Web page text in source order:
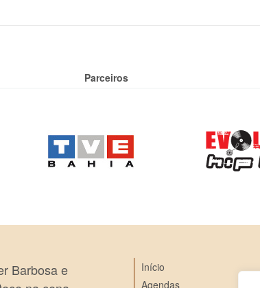
Parceiros
Barbosa e
Início
Agendas